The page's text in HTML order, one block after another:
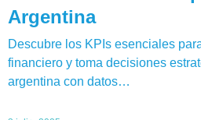
Argentina
Descubre los KPIs esenciales
financiero y toma decisiones
argentina con datos…